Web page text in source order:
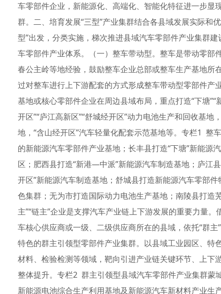
车零部件企业，新能源化、高端化、智能化特征进一步
群。二、培育发展“三型”产业集群结合各县域发展实际和
型”出发，分类实施，梯次推进县域汽车零部件产业集群
车零部件产业体系。（一）整车带动型。整车是带动零
春公主岭等地经验，鼓励整车企业总部或整车生产基地
过对整车进行上下游配套的方式形成整车带动型零部件
基地或核心零部件企业在周边县域布局，重点打造“下塘
开区”“庐江高新区”“舒城经开区”动力电池生产和回收基
地，“含山经开区”汽车轻量化配套示范基地等。专栏1 整
的新能源汽车零部件产业基地；长丰县打造“下塘”新能
区；肥西县打造“新港—中派”新能源汽车制造基地；庐江
开区”新能源汽车制造基地；舒城县打造新能源汽车零部
色集群；无为市打造国际动力电池生产基地；南陵县打造
主”“链主”企业是支撑汽车产业链上下游发展的重要力量
车核心供应商或一级、二级供应商所在的县域，依托“群
特色的群主引领型零部件产业集群。以县域工业园区、特
材料、检验检测等领域，靶向引进产业链关键环节、上
整体提升。专栏2 群主引领型县域汽车零部件产业集群
新能源电池综合生产利用基地及新能源汽车新材料产业